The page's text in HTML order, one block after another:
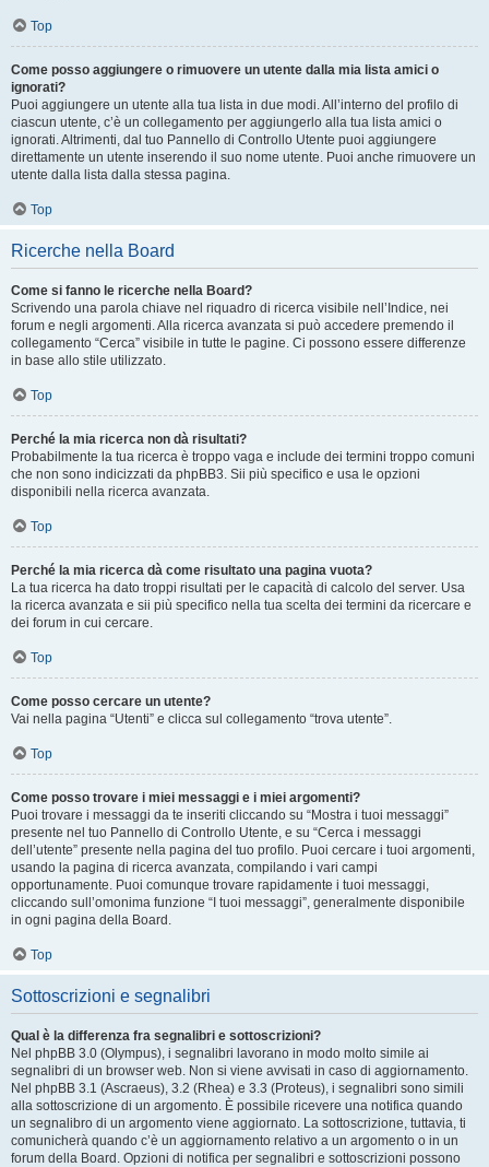
Top
Come posso aggiungere o rimuovere un utente dalla mia lista amici o
ignorati?
Puoi aggiungere un utente alla tua lista in due modi. All’interno del profilo di
ciascun utente, c’è un collegamento per aggiungerlo alla tua lista amici o
ignorati. Altrimenti, dal tuo Pannello di Controllo Utente puoi aggiungere
direttamente un utente inserendo il suo nome utente. Puoi anche rimuovere un
utente dalla lista dalla stessa pagina.
Top
Ricerche nella Board
Come si fanno le ricerche nella Board?
Scrivendo una parola chiave nel riquadro di ricerca visibile nell’Indice, nei
forum e negli argomenti. Alla ricerca avanzata si può accedere premendo il
collegamento “Cerca” visibile in tutte le pagine. Ci possono essere differenze
in base allo stile utilizzato.
Top
Perché la mia ricerca non dà risultati?
Probabilmente la tua ricerca è troppo vaga e include dei termini troppo comuni
che non sono indicizzati da phpBB3. Sii più specifico e usa le opzioni
disponibili nella ricerca avanzata.
Top
Perché la mia ricerca dà come risultato una pagina vuota?
La tua ricerca ha dato troppi risultati per le capacità di calcolo del server. Usa
la ricerca avanzata e sii più specifico nella tua scelta dei termini da ricercare e
dei forum in cui cercare.
Top
Come posso cercare un utente?
Vai nella pagina “Utenti” e clicca sul collegamento “trova utente”.
Top
Come posso trovare i miei messaggi e i miei argomenti?
Puoi trovare i messaggi da te inseriti cliccando su “Mostra i tuoi messaggi”
presente nel tuo Pannello di Controllo Utente, e su “Cerca i messaggi
dell’utente” presente nella pagina del tuo profilo. Puoi cercare i tuoi argomenti,
usando la pagina di ricerca avanzata, compilando i vari campi
opportunamente. Puoi comunque trovare rapidamente i tuoi messaggi,
cliccando sull’omonima funzione “I tuoi messaggi”, generalmente disponibile
in ogni pagina della Board.
Top
Sottoscrizioni e segnalibri
Qual è la differenza fra segnalibri e sottoscrizioni?
Nel phpBB 3.0 (Olympus), i segnalibri lavorano in modo molto simile ai
segnalibri di un browser web. Non si viene avvisati in caso di aggiornamento.
Nel phpBB 3.1 (Ascraeus), 3.2 (Rhea) e 3.3 (Proteus), i segnalibri sono simili
alla sottoscrizione di un argomento. È possibile ricevere una notifica quando
un segnalibro di un argomento viene aggiornato. La sottoscrizione, tuttavia, ti
comunicherà quando c’è un aggiornamento relativo a un argomento o in un
forum della Board. Opzioni di notifica per segnalibri e sottoscrizioni possono